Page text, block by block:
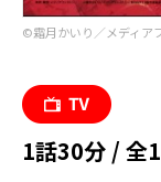
©︎霜月かいり／メディア
1話30分 / 全